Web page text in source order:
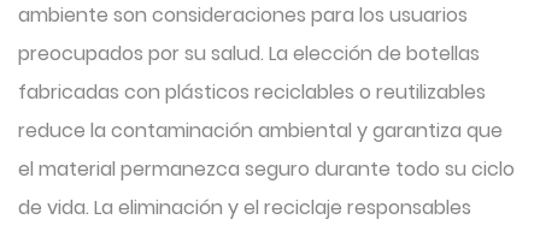
ambiente son consideraciones para los usuarios
preocupados por su salud. La elección de botellas
fabricadas con plásticos reciclables o reutilizables
reduce la contaminación ambiental y garantiza que
el material permanezca seguro durante todo su ciclo
de vida. La eliminación y el reciclaje responsables